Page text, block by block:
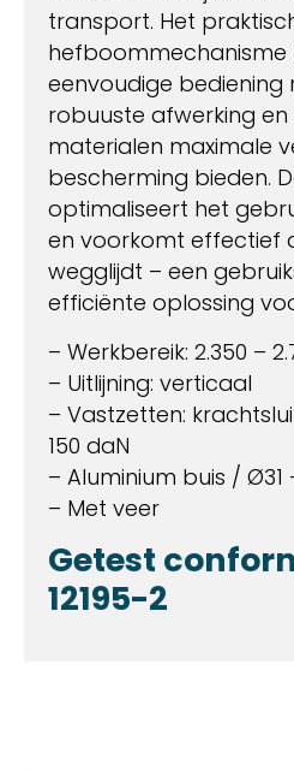
transport. Het
hefboommechanisme
eenvoudige bediening
robuuste afwerking
materialen maximale
bescherming bieden.
optimaliseert het
en voorkomt effectief
wegglijdt – een
efficiënte oplossing
– Werkbereik: 2.350 –
– Uitlijning: verticaal
– Vastzetten:
150 daN
– Aluminium buis /
– Met veer
Getest
12195-2